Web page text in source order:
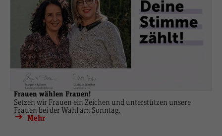
Frauen wählen Frauen!
Setzen wir Frauen ein Zeichen und unterstützen unsere
Frauen bei der Wahl am Sonntag.
Mehr